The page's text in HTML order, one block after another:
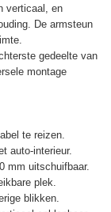
verticaal, en
De armsteun
gedeelte van
montage
te reizen.
auto-interieur.
mm uitschuifbaar.
plek.
blikken.